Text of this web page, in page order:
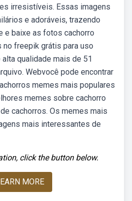
irresistíveis. Essas imagens
e adoráveis, trazendo
e baixe as fotos cachorro
freepik grátis para uso
qualidade mais de 51
Webvocê pode encontrar
memes mais populares
memes sobre cachorro
cachorros. Os memes mais
mais interessantes de
click the button below.
MORE